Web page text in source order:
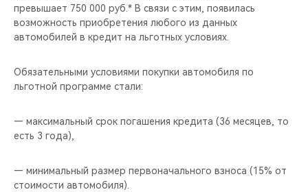
CHERY ДЛЯ ДЕТЕЙ
превышает 750 000 руб.* В связи с этим, появилась
возможность приобретения любого из данных
автомобилей в кредит на льготных условиях.
Обязательными условиями покупки автомобиля по
льготной программе стали:
— максимальный срок погашения кредита (36 месяцев, то
есть 3 года),
— минимальный размер первоначального взноса (15% от
стоимости автомобиля).